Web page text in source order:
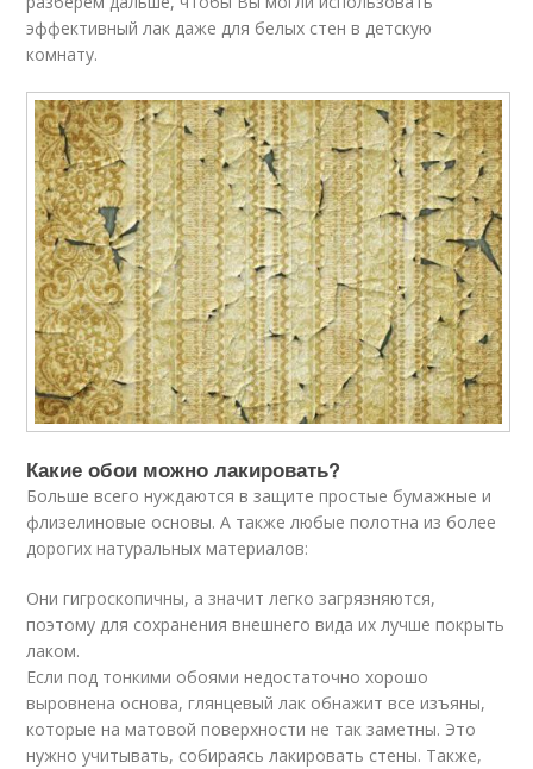
эффективный лак даже для белых стен в детскую
комнату.
Какие обои можно лакировать?
Больше всего нуждаются в защите простые бумажные и
флизелиновые основы. А также любые полотна из более
дорогих натуральных материалов:
Они гигроскопичны, а значит легко загрязняются,
поэтому для сохранения внешнего вида их лучше покрыть
лаком.
Если под тонкими обоями недостаточно хорошо
выровнена основа, глянцевый лак обнажит все изъяны,
которые на матовой поверхности не так заметны. Это
нужно учитывать, собираясь лакировать стены. Также,